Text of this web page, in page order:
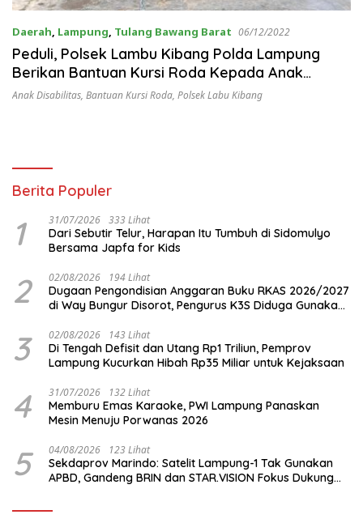
Daerah, Lampung, Tulang Bawang Barat 06/12/2022
Peduli, Polsek Lambu Kibang Polda Lampung
Berikan Bantuan Kursi Roda Kepada Anak
Penyandang Disabilitas
Anak Disabilitas, Bantuan Kursi Roda, Polsek Labu Kibang
Berita Populer
1 31/07/2026 333 Lihat
Dari Sebutir Telur, Harapan Itu Tumbuh di Sidomulyo
Bersama Japfa for Kids
2 02/08/2026 194 Lihat
Dugaan Pengondisian Anggaran Buku RKAS 2026/2027
di Way Bungur Disorot, Pengurus K3S Diduga Gunakan
3 02/08/2026 143 Lihat
Di Tengah Defisit dan Utang Rp1 Triliun, Pemprov
Lampung Kucurkan Hibah Rp35 Miliar untuk Kejaksaan
4 31/07/2026 132 Lihat
Memburu Emas Karaoke, PWI Lampung Panaskan
Mesin Menuju Porwanas 2026
5 04/08/2026 123 Lihat
Sekdaprov Marindo: Satelit Lampung-1 Tak Gunakan
APBD, Gandeng BRIN dan STAR.VISION Fokus Dukung